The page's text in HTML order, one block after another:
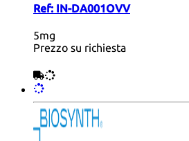
Ref: IN-DA001OVV
5mg
Prezzo su richiesta